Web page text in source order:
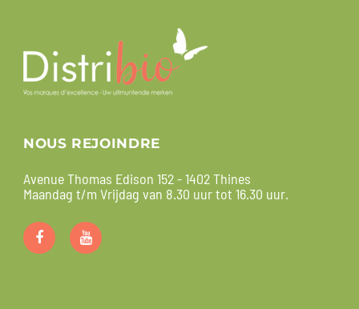
NOUS REJOINDRE
Avenue Thomas Edison 152 - 1402 Thines
Maandag t/m Vrijdag van 8.30 uur tot 16.30 uur.